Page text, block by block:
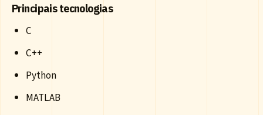
Principais tecnologias
C
C++
Python
MATLAB